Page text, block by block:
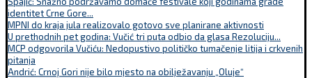
identitet Crne Gore...
MPNI do kraja jula realizovalo gotovo sve planirane aktivnosti
U prethodnih pet godina: Vučić tri puta odbio da glasa Rezoluciju...
MCP odgovorila Vučiću: Nedopustivo političko tumačenje litija i crkvenih
pitanja
Andrić: Crnoj Gori nije bilo mjesto na obilježavanju „Oluje“